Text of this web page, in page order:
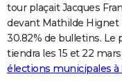
COPAINS D'AVANT
S'inscrire
Se connecter
Lycées
Collèges
Primaires
Universités
Entreprises
Service militaire
Avis de recherche
AVIS DE DÉCÈS
FORUM
tour plaçait Jacques
devant Mathilde Hignet
30.82% de bulletins. Le
tiendra les 15 et 22
élections municipales à